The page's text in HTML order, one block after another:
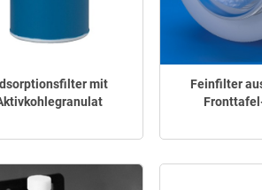
mit
Feinfilter